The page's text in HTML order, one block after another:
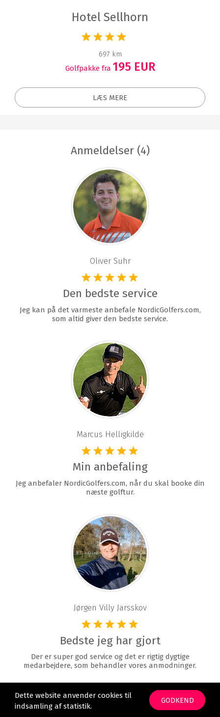
Hotel Sellhorn
697 km
Golfpakke fra 195 EUR
LÆS MERE
Anmeldelser (4)
Oliver Suhr
Den bedste service
Jeg kan på det varmeste anbefale NordicGolfers.com,
som altid giver den bedste service.
Marcus Helligkilde
Min anbefaling
Jeg anbefaler NordicGolfers.com, når du skal booke din
næste golftur.
Jørgen Villy Jarsskov
Bedste jeg har gjort
Der er super god service og det er rigtig dygtige
medarbejdere, som behandler vores anmodninger.
Dette website anvender cookies til
indsamling af statistik.
GODKEND